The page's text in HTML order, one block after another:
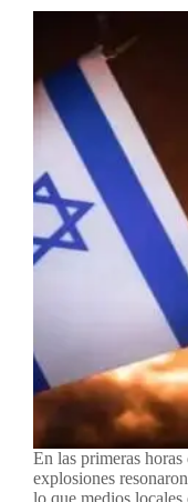
En las primeras
explosiones